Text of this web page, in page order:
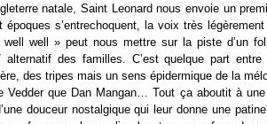
natale, Saint Leonard nous envoie un
s’entrechoquent, la voix très
well » peut nous mettre sur la piste d’un
des familles. C’est quelque part
des tripes mais un sens épidermique de la
Vedder que Dan Mangan… Tout ça aboutit à
douceur nostalgique qui leur donne une